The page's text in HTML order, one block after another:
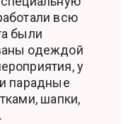
всю
были
одеждой
у
парадные
шапки,